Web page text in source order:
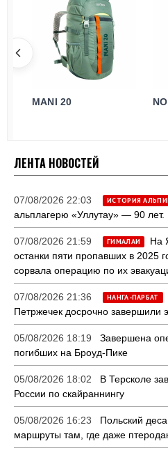
MANI 20
ЛЕНТА НОВОСТЕЙ
07/08/2026 22:03 ИСТОРИЯ
альплагерю «Уллутау» — 90
07/08/2026 21:59 ГИМАЛАИ
На
останки пяти пропавших в 2025
сорвала операцию по их
07/08/2026 21:36 НАНГА-ПАРБАТ
Петржечек досрочно завершили
05/08/2026 18:19
Завершена
погибших на Броуд-Пике
05/08/2026 18:02
В Терсколе
России по скайраннингу
05/08/2026 16:23
Польский
маршруты там, где даже